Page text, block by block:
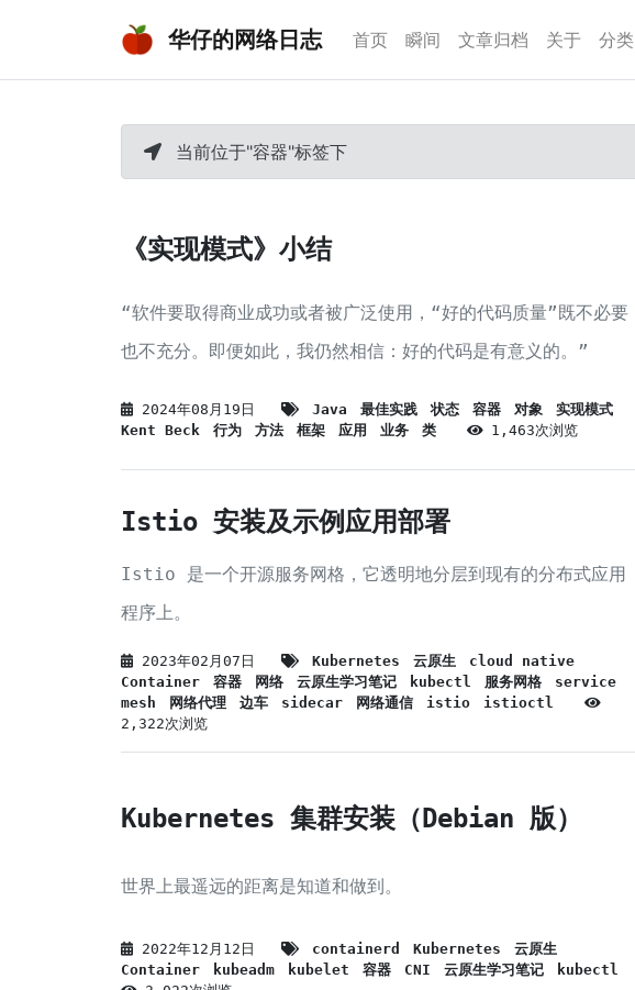
华仔的网络日志 首页 瞬间 文章归档 关于 分类
当前位于"容器"标签下
《实现模式》小结
“软件要取得商业成功或者被广泛使用，“好的代码质量”既不必要
也不充分。即便如此，我仍然相信：好的代码是有意义的。”
2024年08月19日 Java 最佳实践 状态 容器 对象
实现模式
Kent Beck
行为 方法 框架 应用 业务 类 1,463次浏览
Istio 安装及示例应用部署
Istio 是一个开源服务网格，它透明地分层到现有的分布式应用
程序上。
2023年02月07日 Kubernetes 云原生
cloud native
Container
容器 网络 云原生学习笔记 kubectl 服务网格
service
mesh
网络代理 边车 sidecar 网络通信 istio
istioctl
2,322次浏览
Kubernetes 集群安装（Debian 版）
世界上最遥远的距离是知道和做到。
2022年12月12日 containerd Kubernetes
云原生
Container
kubeadm kubelet 容器 CNI 云原生学习笔记
kubectl